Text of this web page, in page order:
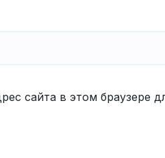
сайта в этом браузере